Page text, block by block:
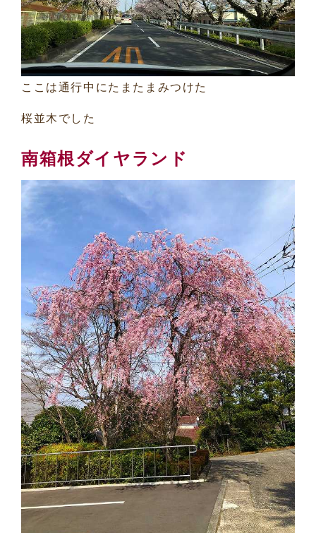
ここは通行中にたまたまみつけた
桜並木でした
南箱根ダイヤランド